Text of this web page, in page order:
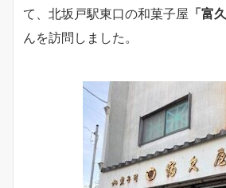
て、北坂戸駅東口の和菓子屋 「富
んを訪問しました。